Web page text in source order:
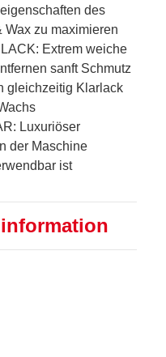
des
Wax zu maximieren
Extrem weiche
sanft Schmutz
gleichzeitig Klarlack
Luxuriöser
der Maschine
ist